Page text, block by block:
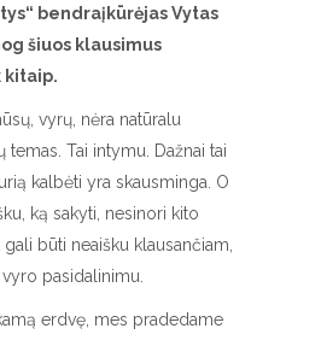
bendraįkūrėjas Vytas
šiuos klausimus
kitaip.
vyrų, nėra natūralu
temas. Tai intymu. Dažnai tai
kalbėti yra skausminga. O
ką sakyti, nesinori kito
gali būti neaišku klausančiam,
pasidalinimu.
erdvę, mes pradedame